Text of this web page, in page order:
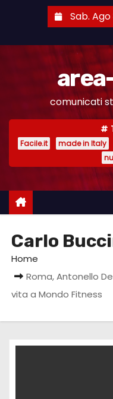
e
Sab.
comunicati
Facile.it made in Italy
Carlo
Home
Roma, Antonello
vita a Mondo Fitness